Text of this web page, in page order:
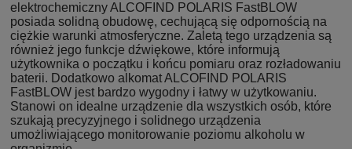
elektrochemiczny ALCOFIND POLARIS FastBLOW
posiada solidną obudowę, cechującą się odpornością na
ciężkie warunki atmosferyczne. Zaletą tego urządzenia są
również jego funkcje dźwiękowe, które informują
użytkownika o początku i końcu pomiaru oraz rozładowaniu
baterii. Dodatkowo alkomat ALCOFIND POLARIS
FastBLOW jest bardzo wygodny i łatwy w użytkowaniu.
Stanowi on idealne urządzenie dla wszystkich osób, które
szukają precyzyjnego i solidnego urządzenia
umożliwiającego monitorowanie poziomu alkoholu w